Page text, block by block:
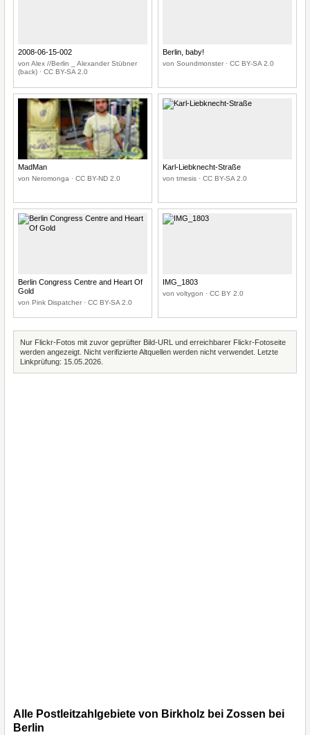
2008-06-15-002
von Alex //Berlin _ Alexander Stübner
(back) · CC BY-SA 2.0
Berlin, baby!
von Soundmonster · CC BY-SA 2.0
MadMan
von Neromonga · CC BY-ND 2.0
Karl-Liebknecht-Straße
von tmesis · CC BY-SA 2.0
Berlin Congress Centre and Heart Of
Gold
von Pink Dispatcher · CC BY-SA 2.0
IMG_1803
von voltygon · CC BY 2.0
Nur Flickr-Fotos mit zuvor geprüfter Bild-URL und erreichbarer Flickr-Fotoseite
werden angezeigt. Nicht verifizierte Altquellen werden nicht verwendet. Letzte
Linkprüfung: 15.05.2026.
Alle Postleitzahlgebiete von Birkholz bei Zossen bei
Berlin